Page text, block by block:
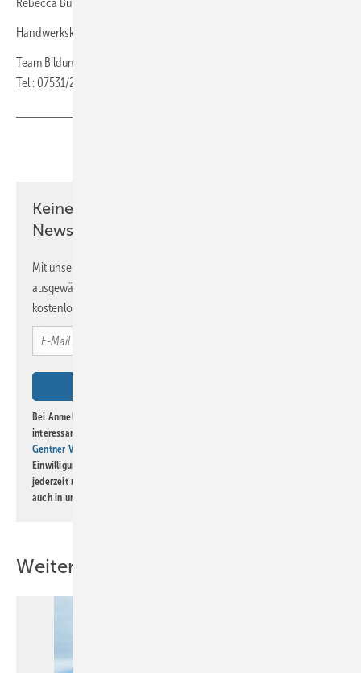
Rebecca Bürgi
Handwerkskammer Konstanz
Team Bildungsmanagement und Fortbildungsprüfungen
Tel.: 07531/205-356
Keine Zeit? Kein Problem mit dem BM
Newsletter!
Mit unserem Newsletter erhalten Sie regelmäßig von uns
ausgewählte Informationen und Neuigkeiten, gebündelt und
kostenlos direkt ins Postfach.
Bei Anmeldung zu diesem Newsletter bin ich damit einverstanden, über
interessante Verlags- und Online-Angebote
Gentner Verlag GmbH & Co. KG
Einwilligung kann ich jederzeit widerrufen und eine Abmeldung ist
jederzeit möglich. Informationen zum Umgang mit Daten finden Sie
auch in unserer
Weitere Inhalte